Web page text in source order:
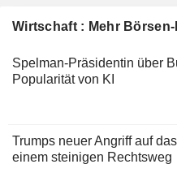
Wirtschaft : Mehr
Spelman-Präsidentin über
Popularität von KI
Trumps neuer Angriff auf
einem steinigen Rechtsweg